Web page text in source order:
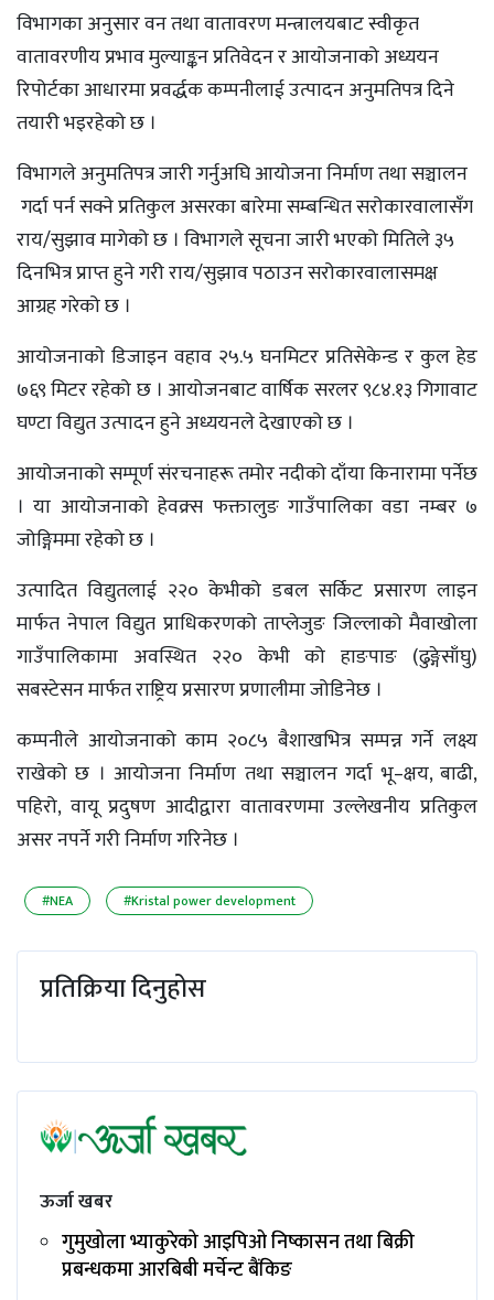
विभागका अनुसार वन तथा वातावरण मन्त्रालयबाट स्वीकृत
वातावरणीय प्रभाव मुल्याङ्कन प्रतिवेदन र आयोजनाको अध्ययन
रिपोर्टका आधारमा प्रवर्द्धक कम्पनीलाई उत्पादन अनुमतिपत्र दिने
तयारी भइरहेको छ ।
विभागले अनुमतिपत्र जारी गर्नुअघि आयोजना निर्माण तथा सञ्चालन
गर्दा पर्न सक्ने प्रतिकुल असरका बारेमा सम्बन्धित सरोकारवालासँग
राय/सुझाव मागेको छ । विभागले सूचना जारी भएको मितिले ३५
दिनभित्र प्राप्त हुने गरी राय/सुझाव पठाउन सरोकारवालासमक्ष
आग्रह गरेको छ ।
आयोजनाकाे डिजाइन वहाव २५.५ घनमिटर प्रतिसेकेन्ड र कुल हेड
७६९ मिटर रहेको छ । आयोजनबाट वार्षिक सरलर ९८४.१३ गिगावाट
घण्टा विद्युत उत्पादन हुने अध्ययनले देखाएको छ ।
आयोजनाको सम्पूर्ण संरचनाहरू तमोर नदीको दाँया किनारामा पर्नेछ
। या आयोजनाको हेवक्र्स फक्तालुङ गाउँपालिका वडा नम्बर ७
जोङ्गिममा रहेको छ ।
उत्पादित विद्युतलाई २२० केभीको डबल सर्किट प्रसारण लाइन
मार्फत नेपाल विद्युत प्राधिकरणको ताप्लेजुङ जिल्लाको मैवाखोला
गाउँपालिकामा अवस्थित २२० केभी को हाङपाङ (ढुङ्गेसाँघु)
सबस्टेसन मार्फत राष्ट्रिय प्रसारण प्रणालीमा जोडिनेछ ।
कम्पनीले आयोजनाको काम २०८५ बैशाखभित्र सम्पन्न गर्ने लक्ष्य
राखेको छ । आयोजना निर्माण तथा सञ्चालन गर्दा भू–क्षय, बाढी,
पहिरो, वायू प्रदुषण आदीद्वारा वातावरणमा उल्लेखनीय प्रतिकुल
असर नपर्ने गरी निर्माण गरिनेछ ।
#NEA #Kristal power development
प्रतिक्रिया दिनुहोस
ऊर्जा खबर
गुमुखोला भ्याकुरेको आइपिओ निष्कासन तथा बिक्री
प्रबन्धकमा आरबिबी मर्चेन्ट बैंकिङ